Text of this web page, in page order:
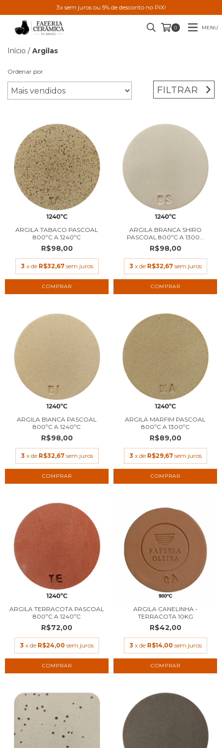
3x sem juros ou 5% de desconto no PIX!
0 MENU
Início / Argilas
Ordenar por
FILTRAR
ARGILA TABACO PASCOAL
800ºC A 1240ºC
R$98,00
3 x de R$32,67 sem juros
COMPRAR
ARGILA BRANCA SHIRO
PASCOAL 800ºC A 1300...
R$98,00
3 x de R$32,67 sem juros
COMPRAR
ARGILA BIANCA PASCOAL
800ºC A 1240ºC
R$98,00
3 x de R$32,67 sem juros
COMPRAR
ARGILA MARFIM PASCOAL
800ºC A 1300ºC
R$89,00
3 x de R$29,67 sem juros
COMPRAR
ARGILA TERRACOTA PASCOAL
800ºC A 1240ºC
R$72,00
3 x de R$24,00 sem juros
COMPRAR
ARGILA CANELINHA -
TERRACOTA 10KG
R$42,00
3 x de R$14,00 sem juros